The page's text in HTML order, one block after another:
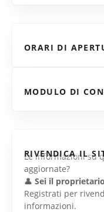
ORARI DI
MODULO DI
RIVENDICA IL
Le informazioni su
aggiornate?
👤 Sei il
Registrati per
informazioni.